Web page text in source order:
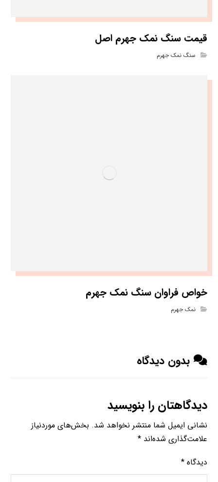
قیمت سنگ نمک جهرم اصل
سنگ نمک جهرم
خواص فراوان سنگ نمک جهرم
نمک جهرم
بدون دیدگاه
دیدگاهتان را بنویسید
نشانی ایمیل شما منتشر نخواهد شد. بخش‌های موردنیاز
علامت‌گذاری شده‌اند*
دیدگاه*